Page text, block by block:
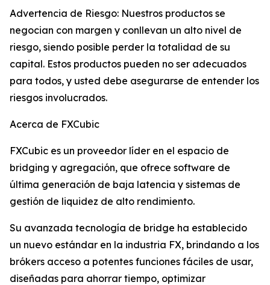
Advertencia de Riesgo: Nuestros productos se
negocian con margen y conllevan un alto nivel de
riesgo, siendo posible perder la totalidad de su
capital. Estos productos pueden no ser adecuados
para todos, y usted debe asegurarse de entender los
riesgos involucrados.
Acerca de FXCubic
FXCubic es un proveedor líder en el espacio de
bridging y agregación, que ofrece software de
última generación de baja latencia y sistemas de
gestión de liquidez de alto rendimiento.
Su avanzada tecnología de bridge ha establecido
un nuevo estándar en la industria FX, brindando a los
brókers acceso a potentes funciones fáciles de usar,
diseñadas para ahorrar tiempo, optimizar